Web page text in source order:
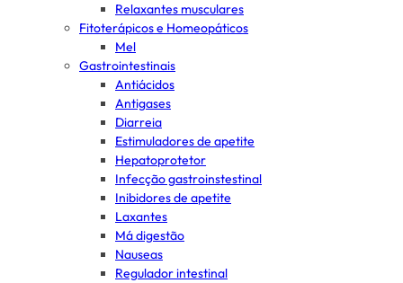
Relaxantes musculares
Fitoterápicos e Homeopáticos
Mel
Gastrointestinais
Antiácidos
Antigases
Diarreia
Estimuladores de apetite
Hepatoprotetor
Infecção gastroinstestinal
Inibidores de apetite
Laxantes
Má digestão
Nauseas
Regulador intestinal